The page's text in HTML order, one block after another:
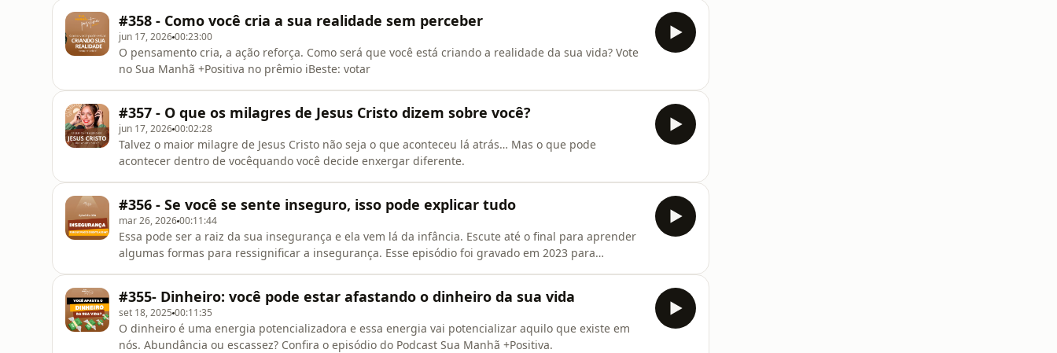
#358 - Como você cria a sua realidade sem perceber
jun 17, 202600:23:00
O pensamento cria, a ação reforça. Como será que você está criando a realidade da sua vida? Vote
no Sua Manhã +Positiva no prêmio iBeste: votar
#357 - O que os milagres de Jesus Cristo dizem sobre você?
jun 17, 202600:02:28
Talvez o maior milagre de Jesus Cristo não seja o que aconteceu lá atrás… Mas o que pode
acontecer dentro de vocêquando você decide enxergar diferente.
#356 - Se você se sente inseguro, isso pode explicar tudo
mar 26, 202600:11:44
Essa pode ser a raiz da sua insegurança e ela vem lá da infância. Escute até o final para aprender
algumas formas para ressignificar a insegurança. Esse episódio foi gravado em 2023 para
#355- Dinheiro: você pode estar afastando o dinheiro da sua vida
set 18, 2025 00:11:35
O dinheiro é uma energia potencializadora e essa energia vai potencializar aquilo que existe em
nós. Abundância ou escassez? Confira o episódio do Podcast Sua Manhã +Positiva.